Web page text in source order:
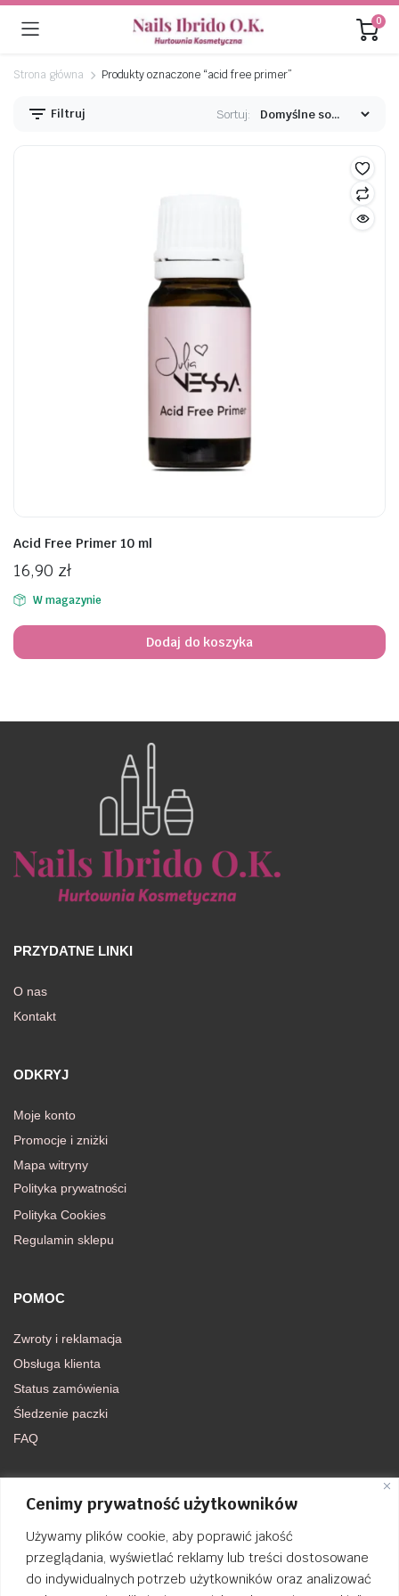
Cenimy prywatność użytkowników
Używamy plików cookie, aby poprawić jakość
przeglądania, wyświetlać reklamy lub treści dostosowane
do indywidualnych potrzeb użytkowników oraz analizować
0
Strona główna Produkty oznaczone “acid free primer”
Filtruj Sortuj:
Acid Free Primer 10 ml
16,90 zł
W magazynie
Dodaj do koszyka
PRZYDATNE LINKI
O nas
Kontakt
ODKRYJ
Moje konto
Promocje i zniżki
Mapa witryny
Polityka prywatności
Polityka Cookies
Regulamin sklepu
POMOC
Zwroty i reklamacja
Obsługa klienta
Status zamówienia
Śledzenie paczki
FAQ
DOŁĄCZ DO NAS
FACEBOOK
INSTAGRAM